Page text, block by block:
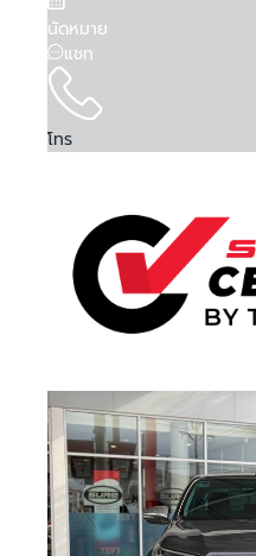
นัดหมาย
แชท
โทร